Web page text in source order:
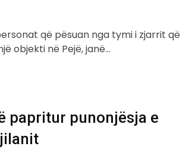
që pësuan nga tymi i zjarrit që
objekti në Pejë, janë…
papritur punonjësja e